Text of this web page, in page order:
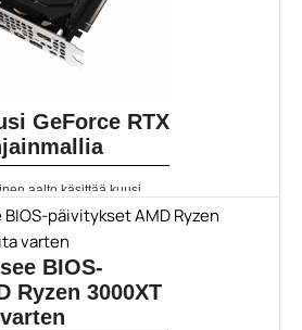
GeForce RTX
aalto käsittää kuusi
BIOS-
Ryzen 3000XT